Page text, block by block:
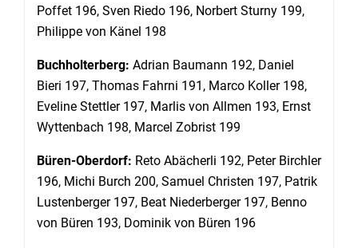
Poffet 196, Sven Riedo 196, Norbert Sturny 199,
Philippe von Känel 198
Buchholterberg: Adrian Baumann 192, Daniel
Bieri 197, Thomas Fahrni 191, Marco Koller 198,
Eveline Stettler 197, Marlis von Allmen 193, Ernst
Wyttenbach 198, Marcel Zobrist 199
Büren-Oberdorf: Reto Abächerli 192, Peter Birchler
196, Michi Burch 200, Samuel Christen 197, Patrik
Lustenberger 197, Beat Niederberger 197, Benno
von Büren 193, Dominik von Büren 196